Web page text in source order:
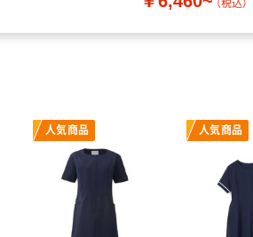
（税込）
人気商品 人気商品